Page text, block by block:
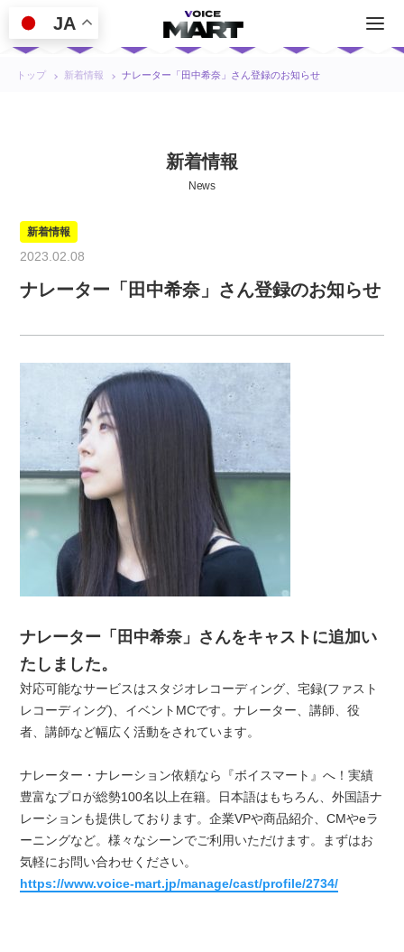
トップ 新着情報 ナレーター「田中希奈」さん登録のお知らせ
新着情報
News
新着情報
2023.02.08
ナレーター「田中希奈」さん登録のお知らせ
ナレーター「田中希奈」さんをキャストに追加い
たしました。
対応可能なサービスはスタジオレコーディング、宅録(ファスト
レコーディング)、イベントMCです。ナレーター、講師、役
者、講師など幅広く活動をされています。
ナレーター・ナレーション依頼なら『ボイスマート』へ！実績
豊富なプロが総勢100名以上在籍。日本語はもちろん、外国語ナ
レーションも提供しております。企業VPや商品紹介、CMやeラ
ーニングなど。様々なシーンでご利用いただけます。まずはお
気軽にお問い合わせください。
https://www.voice-mart.jp/manage/cast/profile/2734/
JA